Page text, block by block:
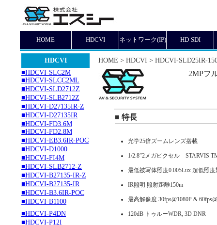
HOME HDCVI ネットワーク(IP) HD-SDI
HDCVI
■HDCVI-SLC2M
■HDCVI-SLCC2ML
■HDCVI-SLD2712Z
■HDCVI-SLB2712Z
■HDCVI-D27135IR-Z
■HDCVI-D27135IR
■HDCVI-FD3.6M
■HDCVI-FD2.8M
■HDCVI-EB3.6IR-POC
■HDCVI-D1000
■HDCVI-FI4M
■HDCVI-SLB2712-Z
■HDCVI-B27135-IR-Z
■HDCVI-B27135-IR
■HDCVI-B3.6IR-POC
■HDCVI-B1100
■HDCVI-P4DN
■HDCVI-P12I
HOME > HDCVI > HDCVI-SLD25IR-
2MPフ
■ 特長
光学25倍ズームレンズ搭載
1/2.8″2メガピクセル STARVIS
最低被写体照度0.005Lux 超低照度
IR照明 照射距離150m
最高解像度 30fps@1080P &
120dB トゥルーWDR, 3D DNR